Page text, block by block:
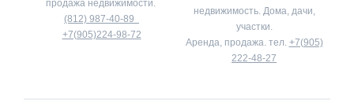
продажа недвижимости.
(812) 987-40-89
+7(905)224-98-72
недвижимость. Дома, дачи,
участки.
Аренда, продажа. тел. +7(905)
222-48-27